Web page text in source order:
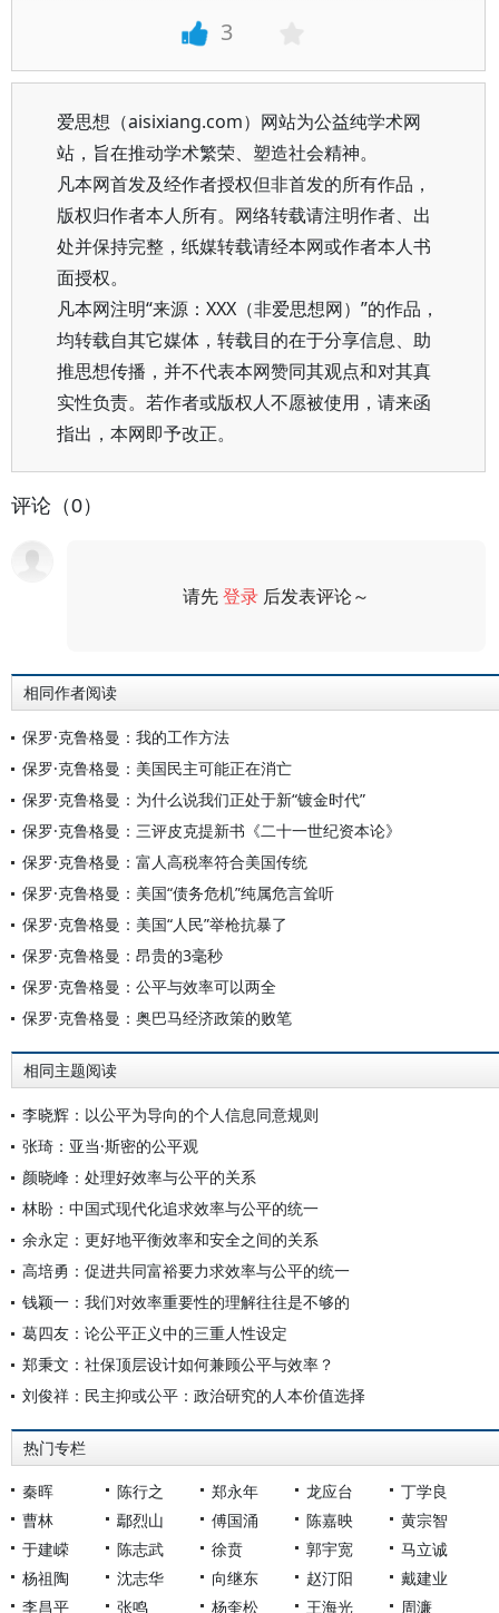
3
爱思想（aisixiang.com）网站为公益纯学术网
站，旨在推动学术繁荣、塑造社会精神。
凡本网首发及经作者授权但非首发的所有作品，
版权归作者本人所有。网络转载请注明作者、出
处并保持完整，纸媒转载请经本网或作者本人书
面授权。
凡本网注明“来源：XXX（非爱思想网）”的作品，
均转载自其它媒体，转载目的在于分享信息、助
推思想传播，并不代表本网赞同其观点和对其真
实性负责。若作者或版权人不愿被使用，请来函
指出，本网即予改正。
评论（0）
请先登录 后发表评论～
相同作者阅读
保罗·克鲁格曼：我的工作方法
保罗·克鲁格曼：美国民主可能正在消亡
保罗·克鲁格曼：为什么说我们正处于新“镀金时代”
保罗·克鲁格曼：三评皮克提新书《二十一世纪资本论》
保罗·克鲁格曼：富人高税率符合美国传统
保罗·克鲁格曼：美国“债务危机”纯属危言耸听
保罗·克鲁格曼：美国“人民”举枪抗暴了
保罗·克鲁格曼：昂贵的3毫秒
保罗·克鲁格曼：公平与效率可以两全
保罗·克鲁格曼：奥巴马经济政策的败笔
相同主题阅读
李晓辉：以公平为导向的个人信息同意规则
张琦：亚当·斯密的公平观
颜晓峰：处理好效率与公平的关系
林盼：中国式现代化追求效率与公平的统一
余永定：更好地平衡效率和安全之间的关系
高培勇：促进共同富裕要力求效率与公平的统一
钱颖一：我们对效率重要性的理解往往是不够的
葛四友：论公平正义中的三重人性设定
郑秉文：社保顶层设计如何兼顾公平与效率？
刘俊祥：民主抑或公平：政治研究的人本价值选择
热门专栏
秦晖 陈行之 郑永年 龙应台
丁学良
曹林
鄢烈山 傅国涌 陈嘉映
黄宗智
于建嵘
陈志武 徐贲 郭宇宽
马立诚
杨祖陶
沈志华 向继东 赵汀阳
戴建业
李昌平
张鸣 杨奎松 王海光 周濂